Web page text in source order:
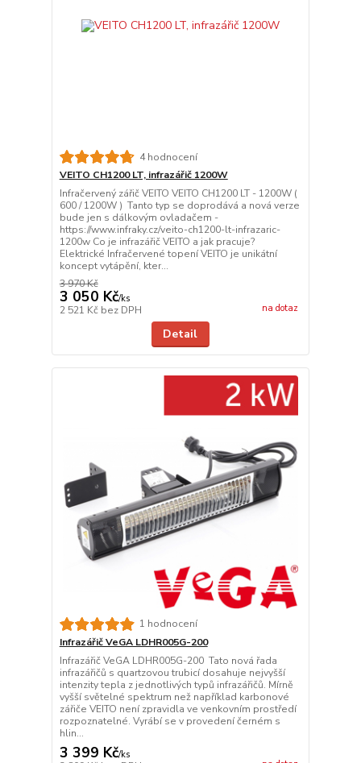
4 hodnocení
VEITO CH1200 LT, infrazářič 1200W
Infračervený zářič VEITO VEITO CH1200 LT - 1200W (
600 / 1200W ) Tanto typ se doprodává a nová verze
bude jen s dálkovým ovladačem -
https://www.infraky.cz/veito-ch1200-lt-infrazaric-
1200w Co je infrazářič VEITO a jak pracuje?
Elektrické Infračervené topení VEITO je unikátní
koncept vytápění, kter...
3 970 Kč
3 050 Kč/ks
2 521 Kč bez DPH na dotaz
Detail
1 hodnocení
Infrazářič VeGA LDHR005G-200
Infrazářič VeGA LDHR005G-200 Tato nová řada
infrazářičů s quartzovou trubicí dosahuje nejvyšší
intenzity tepla z jednotlivých typů infrazářičů. Mírně
vyšší světelné spektrum než například karbonové
zářiče VEITO není zpravidla ve venkovním prostředí
rozpoznatelné. Vyrábí se v provedení černém s
hlin...
3 399 Kč/ks